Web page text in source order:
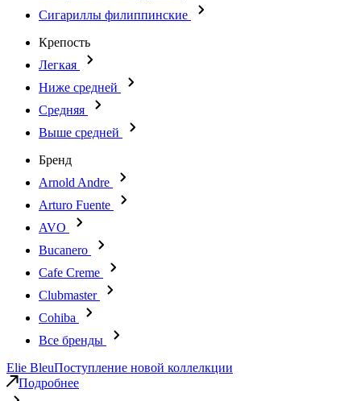
Сигариллы филиппинские
Крепость
Легкая
Ниже средней
Средняя
Выше средней
Бренд
Arnold Andre
Arturo Fuente
AVO
Bucanero
Cafe Creme
Clubmaster
Cohiba
Все бренды
Elie BleuПоступление новой коллелкции
Подробнее